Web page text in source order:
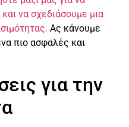
να σχεδιάσουμε μια
Ας κάνουμε
πιο ασφαλές και
για την